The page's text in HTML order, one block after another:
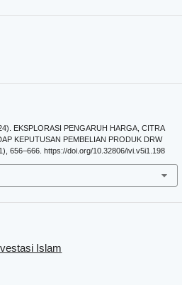
EKSPLORASI PENGARUH HARGA, CITRA
KEPUTUSAN PEMBELIAN PRODUK DRW
656–666. https://doi.org/10.32806/ivi.v5i1.198
Islam